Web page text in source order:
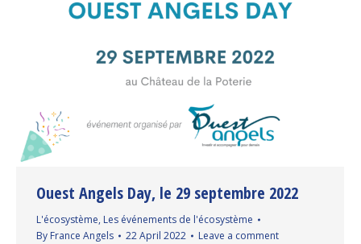
Ouest Angels Day, le 29 septembre 2022
L'écosystème, Les événements de l'écosystème
By France Angels 22 April 2022 Leave a comment